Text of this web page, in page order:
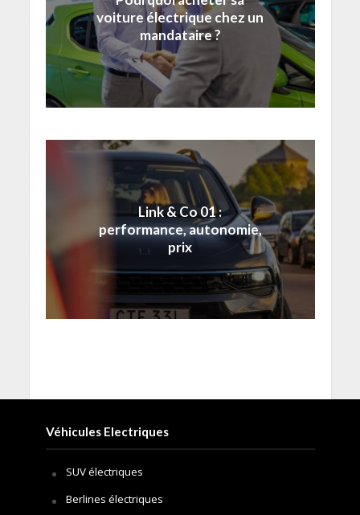
voiture électrique chez un
mandataire ?
Link & Co 01 :
performance, autonomie,
prix
Véhicules Electriques
SUV électriques
Berlines électriques